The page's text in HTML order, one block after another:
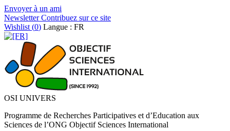
Envoyer à un ami
NewsletterContribuez sur ce site
Wishlist (0) Langue : FR
OSI UNIVERS
Programme de Recherches Participatives et d’Education aux
Sciences de l’ONG Objectif Sciences International